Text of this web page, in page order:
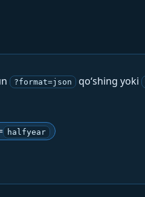
?format=json qo‘shing yoki
halfyear